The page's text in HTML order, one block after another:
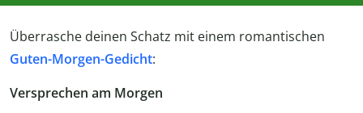
Überrasche deinen Schatz mit einem romantischen
Guten-Morgen-Gedicht:
Versprechen am Morgen